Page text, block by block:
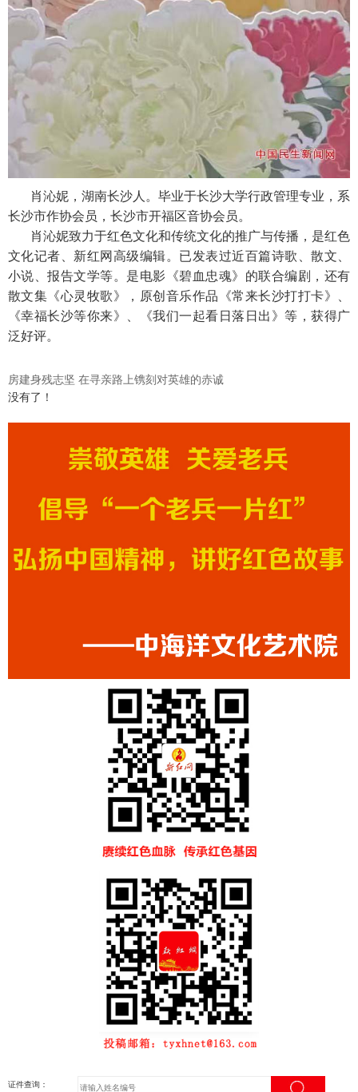
肖沁妮，湖南长沙人。毕业于长沙大学行政管理专业，系
长沙市作协会员，长沙市开福区音协会员。
肖沁妮致力于红色文化和传统文化的推广与传播，是红色
文化记者、新红网高级编辑。已发表过近百篇诗歌、散文、
小说、报告文学等。是电影《碧血忠魂》的联合编剧，还有
散文集《心灵牧歌》，原创音乐作品《常来长沙打打卡》、
《幸福长沙等你来》、《我们一起看日落日出》等，获得广
泛好评。
房建身残志坚 在寻亲路上镌刻对英雄的赤诚
没有了！
证件查询：